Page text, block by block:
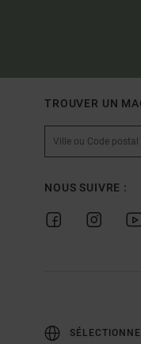
TROUVER UN
NOUS SUIVRE :